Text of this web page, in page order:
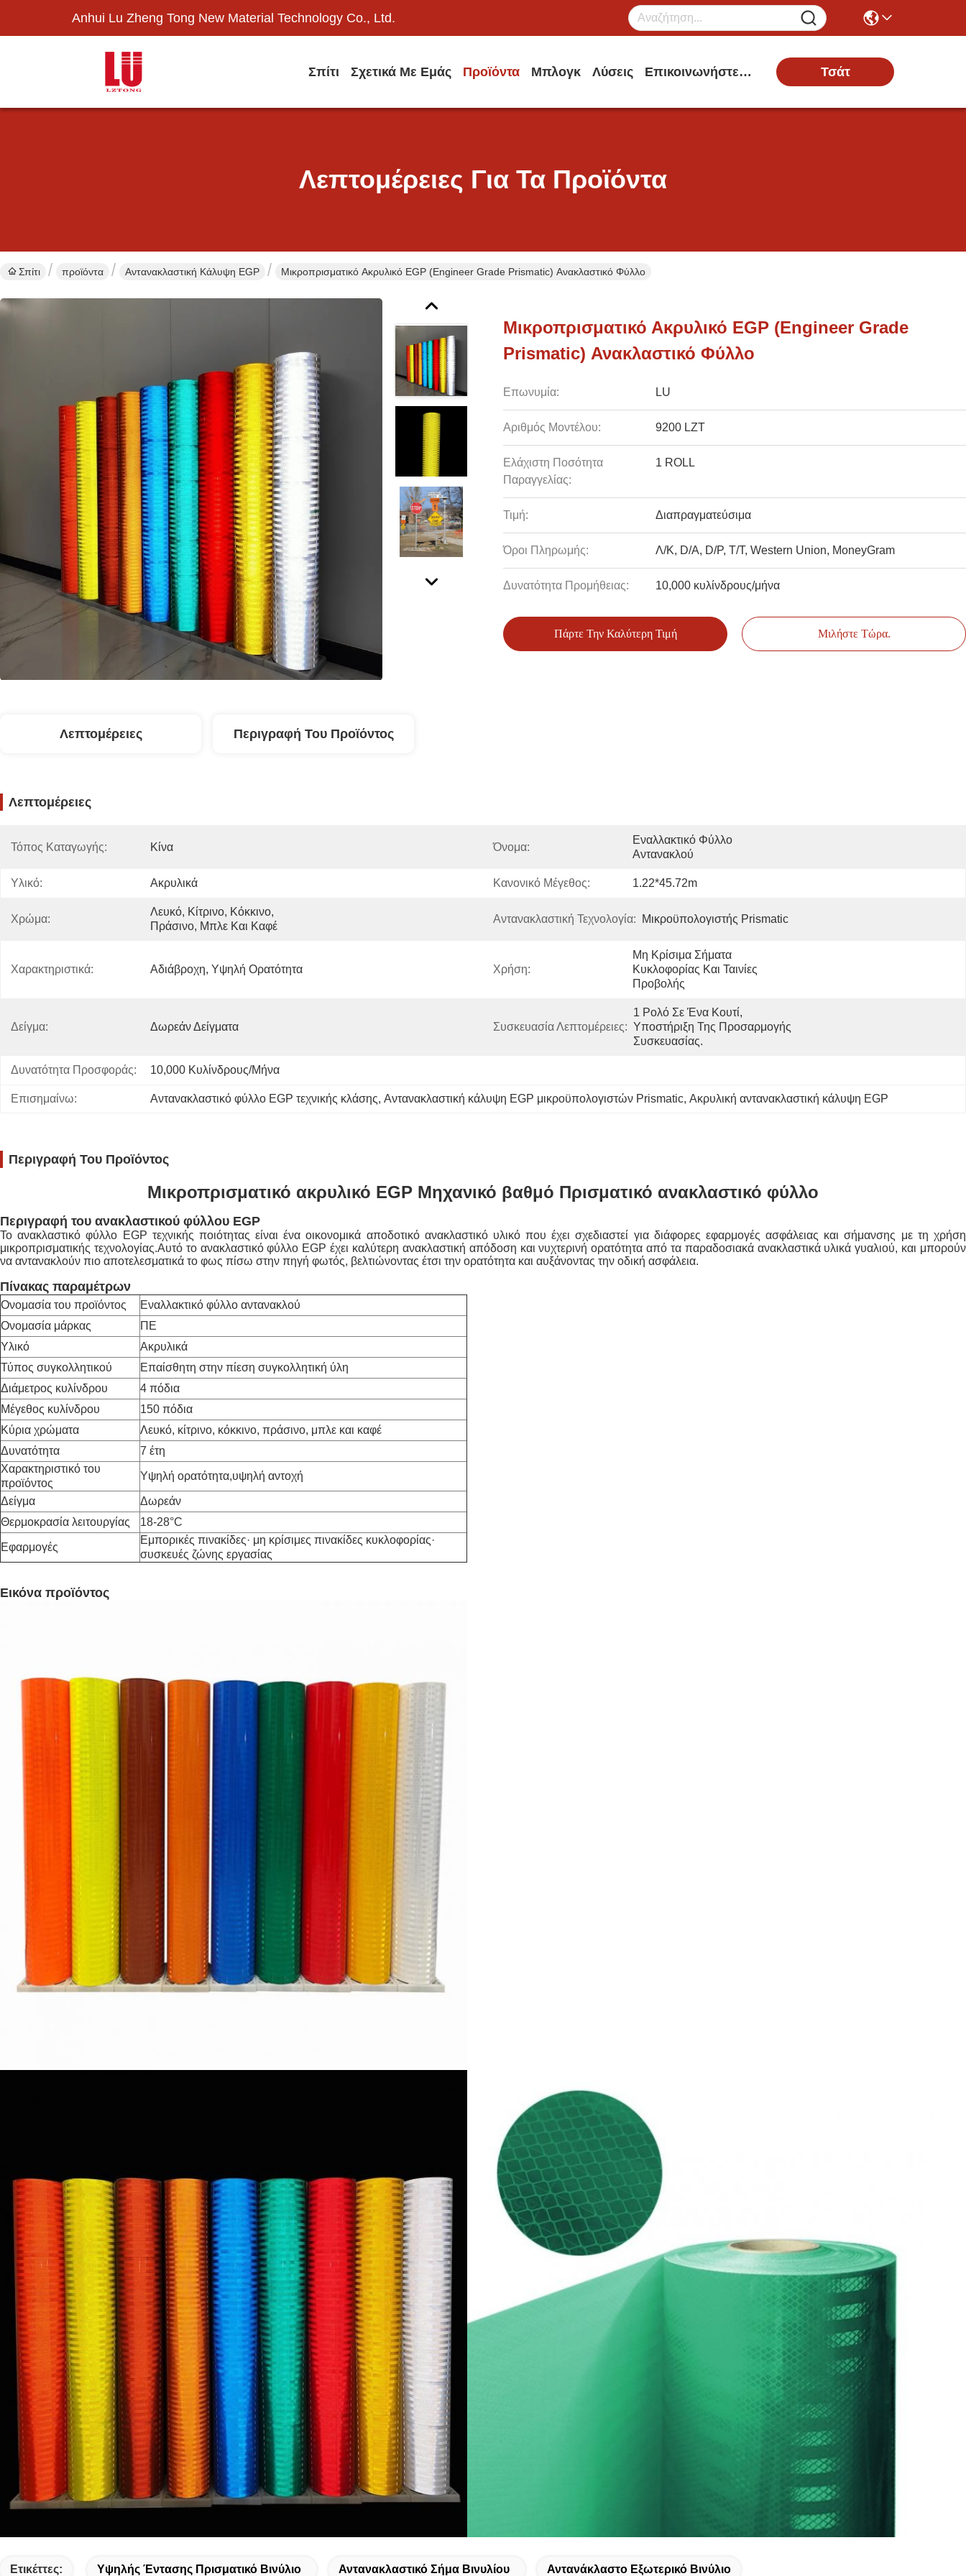
Anhui Lu Zheng Tong New Material Technology Co., Ltd.
Σπίτι Σχετικά Με Εμάς Προϊόντα Μπλογκ Λύσεις Επικοινωνήστε Μαζί Μας Τσάτ
Λεπτομέρειες Για Τα Προϊόντα
Σπίτι προϊόντα Αντανακλαστική Κάλυψη EGP Μικροπρισματικό Ακρυλικό EGP (Engineer Grade Prismatic) Ανακλαστικό Φύλλο
Μικροπρισματικό Ακρυλικό EGP (Engineer Grade
Prismatic) Ανακλαστικό Φύλλο
Επωνυμία: LU
Αριθμός Μοντέλου: 9200 LZT
Ελάχιστη Ποσότητα
Παραγγελίας:
1 ROLL
Τιμή: Διαπραγματεύσιμα
Όροι Πληρωμής: Λ/Κ, D/A, D/P, T/T, Western Union, MoneyGram
Δυνατότητα Προμήθειας: 10,000 κυλίνδρους/μήνα
Πάρτε Την Καλύτερη Τιμή Μιλήστε Τώρα.
Λεπτομέρειες Περιγραφή Του Προϊόντος
Λεπτομέρειες
Τόπος Καταγωγής: Κίνα Όνομα:
Εναλλακτικό Φύλλο
Αντανακλού
Υλικό: Ακρυλικά Κανονικό Μέγεθος: 1.22*45.72m
Χρώμα:
Λευκό, Κίτρινο, Κόκκινο,
Πράσινο, Μπλε Και Καφέ
Αντανακλαστική Τεχνολογία: Μικροϋπολογιστής Prismatic
Χαρακτηριστικά: Αδιάβροχη, Υψηλή Ορατότητα Χρήση:
Μη Κρίσιμα Σήματα
Κυκλοφορίας Και Ταινίες
Προβολής
Δείγμα: Δωρεάν Δείγματα Συσκευασία Λεπτομέρειες:
1 Ρολό Σε Ένα Κουτί,
Υποστήριξη Της Προσαρμογής
Συσκευασίας.
Δυνατότητα Προσφοράς: 10,000 Κυλίνδρους/μήνα
Επισημαίνω: Αντανακλαστικό φύλλο EGP τεχνικής κλάσης, Αντανακλαστική κάλυψη EGP μικροϋπολογιστών Prismatic, Ακρυλική αντανακλαστική κάλυψη EGP
Περιγραφή Του Προϊόντος
Μικροπρισματικό ακρυλικό EGP Μηχανικό βαθμό Πρισματικό ανακλαστικό φύλλο
Περιγραφή του ανακλαστικού φύλλου EGP
Το ανακλαστικό φύλλο EGP τεχνικής ποιότητας είναι ένα οικονομικά αποδοτικό ανακλαστικό υλικό που έχει σχεδιαστεί για διάφορες εφαρμογές ασφάλειας και σήμανσης με τη χρήση
μικροπρισματικής τεχνολογίας.Αυτό το ανακλαστικό φύλλο EGP έχει καλύτερη ανακλαστική απόδοση και νυχτερινή ορατότητα από τα παραδοσιακά ανακλαστικά υλικά γυαλιού, και μπορούν
να αντανακλούν πιο αποτελεσματικά το φως πίσω στην πηγή φωτός, βελτιώνοντας έτσι την ορατότητα και αυξάνοντας την οδική ασφάλεια.
Πίνακας παραμέτρων
Ονομασία του προϊόντος
Εναλλακτικό φύλλο αντανακλού
Ονομασία μάρκας
ΠΕ
Υλικό
Ακρυλικά
Τύπος συγκολλητικού
Επαίσθητη στην πίεση συγκολλητική ύλη
Διάμετρος κυλίνδρου
4 πόδια
Μέγεθος κυλίνδρου
150 πόδια
Κύρια χρώματα
Λευκό, κίτρινο, κόκκινο, πράσινο, μπλε και καφέ
Δυνατότητα
7 έτη
Χαρακτηριστικό του
προϊόντος
Υψηλή ορατότητα,υψηλή αντοχή
Δείγμα
Δωρεάν
Θερμοκρασία λειτουργίας
18-28°C
Εφαρμογές
Εμπορικές πινακίδες· μη κρίσιμες πινακίδες κυκλοφορίας·
συσκευές ζώνης εργασίας
Εικόνα προϊόντος
Ετικέττες: Υψηλής Έντασης Πρισματικό Βινύλιο Αντανακλαστικό Σήμα Βινυλίου Αντανάκλαστο Εξωτερικό Βινύλιο